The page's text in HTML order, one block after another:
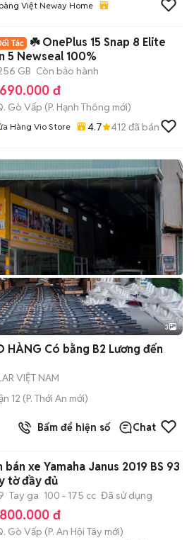
Việt Neway Home
☘️ OnePlus 15 Snap 8 Elite
5 Newseal 100%
GB Còn bảo hành
đ
Gò Vấp (P. Hạnh Thông mới)
Hàng Vio Store 4.7 412 đã bán
3
HÀNG Có bằng B2 Lương đến
VIỆT NAM
12 (P. Thới An mới)
Bấm để hiện số Chat
bán xe Yamaha Janus 2019 BS 93
tờ đầy đủ
Tay ga 100 - 175 cc Đã sử dụng
đ
Gò Vấp (P. An Hội Tây mới)